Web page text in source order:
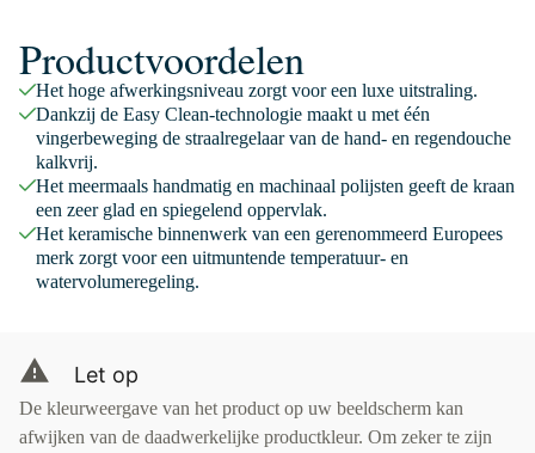
Productvoordelen
Het hoge afwerkingsniveau zorgt voor een luxe uitstraling.
Dankzij de Easy Clean-technologie maakt u met één
vingerbeweging de straalregelaar van de hand- en regendouche
kalkvrij.
Het meermaals handmatig en machinaal polijsten geeft de kraan
een zeer glad en spiegelend oppervlak.
Het keramische binnenwerk van een gerenommeerd Europees
merk zorgt voor een uitmuntende temperatuur- en
watervolumeregeling.
Let op
De kleurweergave van het product op uw beeldscherm kan
afwijken van de daadwerkelijke productkleur. Om zeker te zijn